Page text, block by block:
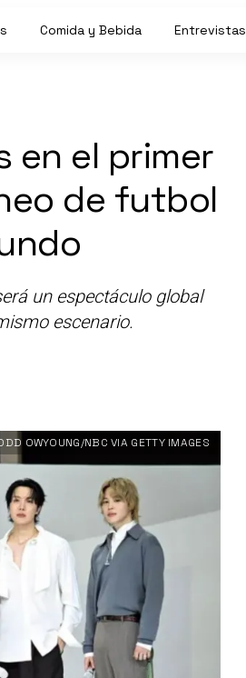
Comida y Bebida Entrevistas
en el primer
de futbol
un espectáculo global
escenario.
OWYOUNG/NBC VIA GETTY IMAGES